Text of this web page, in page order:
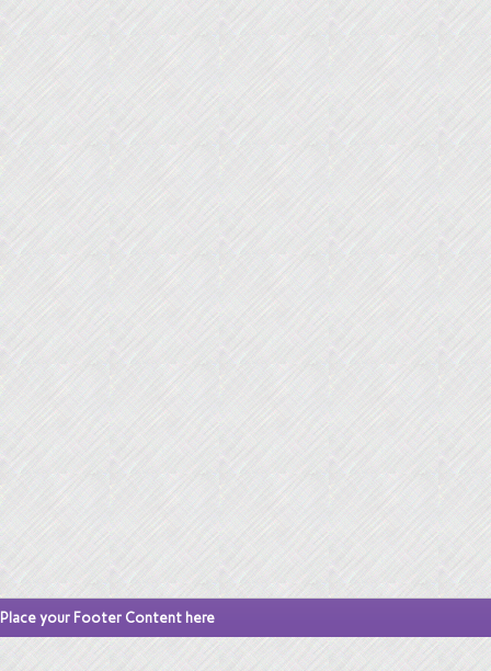
Place your Footer Content here